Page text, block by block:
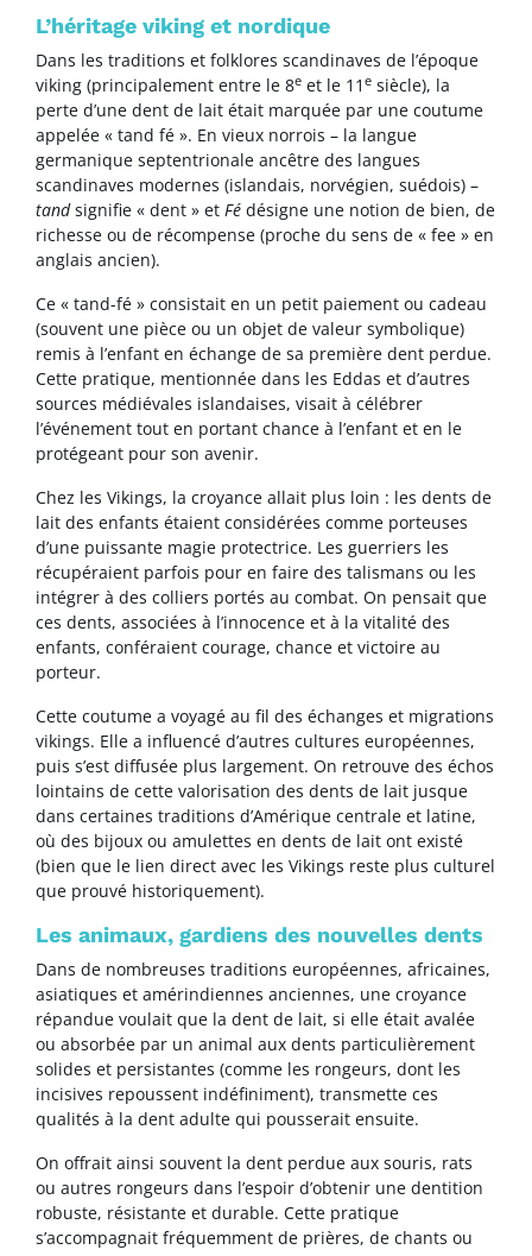
L’héritage viking et nordique
Dans les traditions et folklores scandinaves de l’époque
viking (principalement entre le 8e et le 11 e siècle), la
perte d’une dent de lait était marquée par une coutume
appelée « tand fé ». En vieux norrois – la langue
germanique septentrionale ancêtre des langues
scandinaves modernes (islandais, norvégien, suédois) –
tandsignifie « dent » et Fé désigne une notion de bien, de
richesse ou de récompense (proche du sens de « fee » en
anglais ancien).
Ce « tand-fé » consistait en un petit paiement ou cadeau
(souvent une pièce ou un objet de valeur symbolique)
remis à l’enfant en échange de sa première dent perdue.
Cette pratique, mentionnée dans les Eddas et d’autres
sources médiévales islandaises, visait à célébrer
l’événement tout en portant chance à l’enfant et en le
protégeant pour son avenir.
Chez les Vikings, la croyance allait plus loin : les dents de
lait des enfants étaient considérées comme porteuses
d’une puissante magie protectrice. Les guerriers les
récupéraient parfois pour en faire des talismans ou les
intégrer à des colliers portés au combat. On pensait que
ces dents, associées à l’innocence et à la vitalité des
enfants, conféraient courage, chance et victoire au
porteur.
Cette coutume a voyagé au fil des échanges et migrations
vikings. Elle a influencé d’autres cultures européennes,
puis s’est diffusée plus largement. On retrouve des échos
lointains de cette valorisation des dents de lait jusque
dans certaines traditions d’Amérique centrale et latine,
où des bijoux ou amulettes en dents de lait ont existé
(bien que le lien direct avec les Vikings reste plus culturel
que prouvé historiquement).
Les animaux, gardiens des nouvelles dents
Dans de nombreuses traditions européennes, africaines,
asiatiques et amérindiennes anciennes, une croyance
répandue voulait que la dent de lait, si elle était avalée
ou absorbée par un animal aux dents particulièrement
solides et persistantes (comme les rongeurs, dont les
incisives repoussent indéfiniment), transmette ces
qualités à la dent adulte qui pousserait ensuite.
On offrait ainsi souvent la dent perdue aux souris, rats
ou autres rongeurs dans l’espoir d’obtenir une dentition
robuste, résistante et durable. Cette pratique
s’accompagnait fréquemment de prières, de chants ou